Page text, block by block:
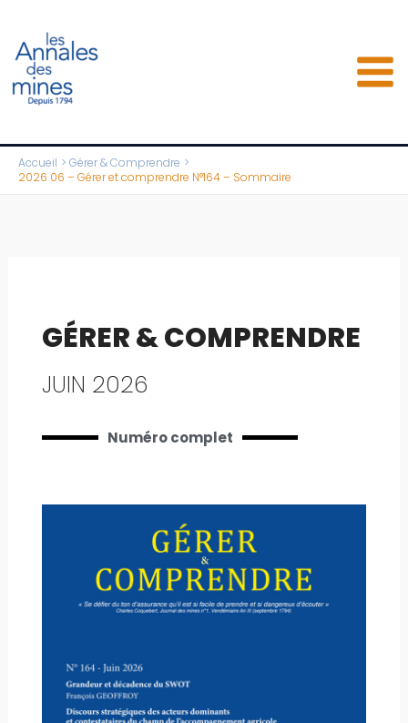
contenu
Accueil
Gérer & Comprendre
2026 06 – Gérer et comprendre N°164 – Sommaire
GÉRER & COMPRENDRE
JUIN 2026
Numéro complet